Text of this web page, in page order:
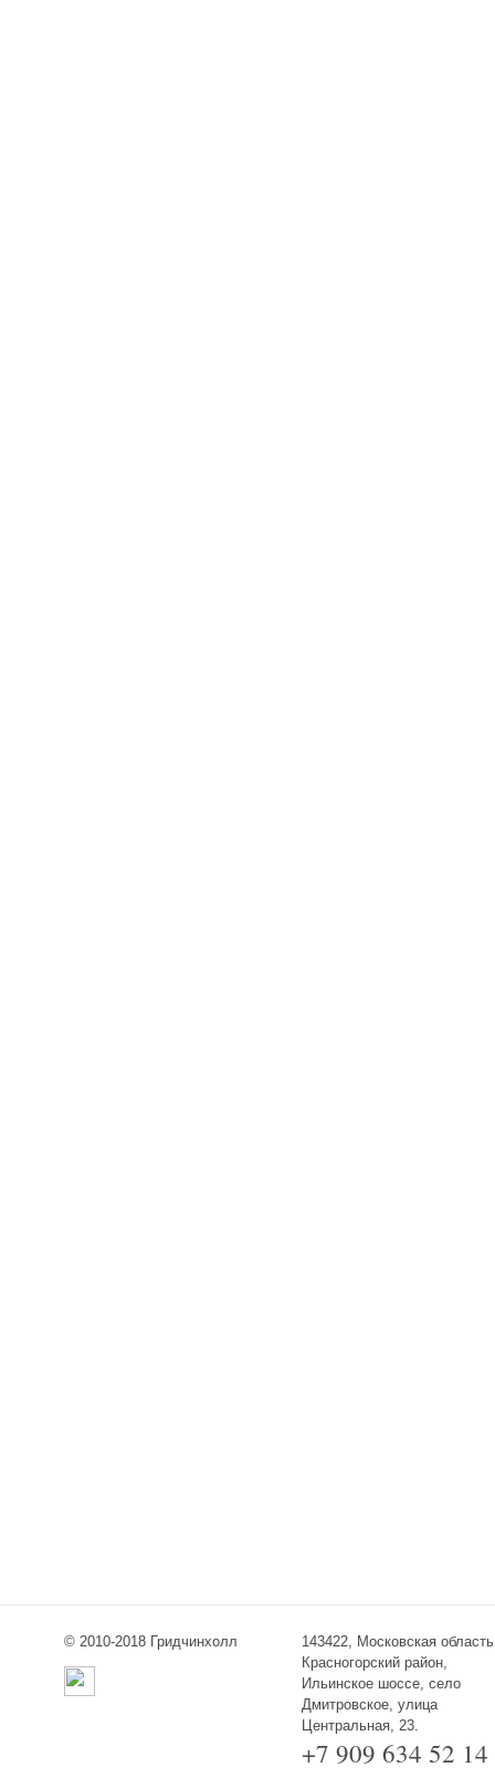
© 2010-2018 Гридчинхолл
143422, Московская
Красногорский район,
Ильинское шоссе, село
Дмитровское, улица
Центральная, 23.
+7 909 634 52 14